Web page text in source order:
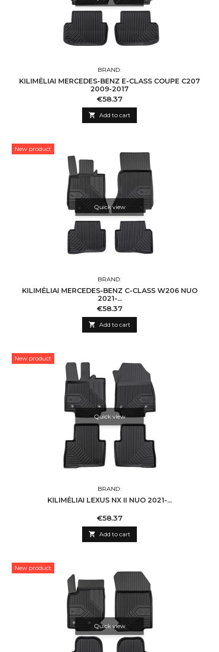
BRAND:
KILIMĖLIAI MERCEDES-BENZ E-CLASS COUPE C207
2009-2017
Price
€58.37
 Add to cart
New product
Quick view
BRAND:
KILIMĖLIAI MERCEDES-BENZ C-CLASS W206 NUO
2021-...
Price
€58.37
 Add to cart
New product
Quick view
BRAND:
KILIMĖLIAI LEXUS NX II NUO 2021-...
Price
€58.37
 Add to cart
New product
Quick view